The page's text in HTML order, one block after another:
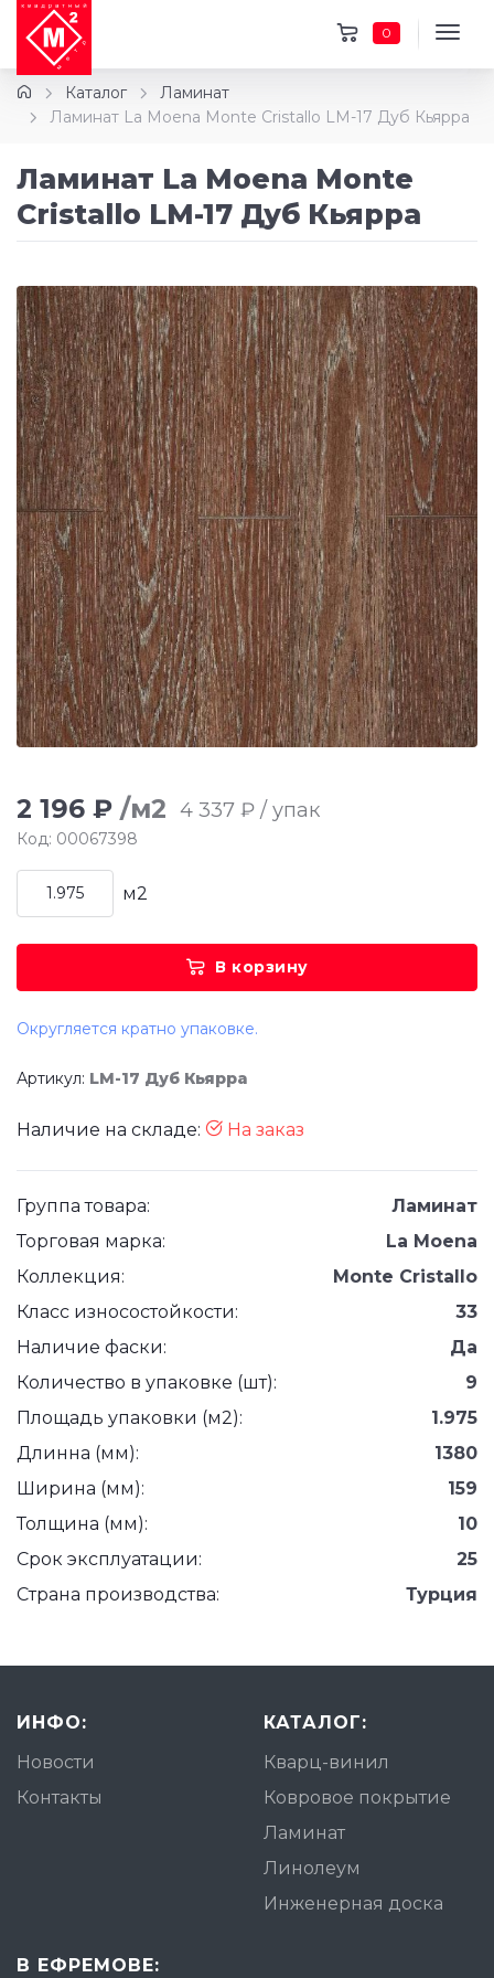
0
Каталог
Ламинат
Ламинат La Moena Monte Cristallo LM-17 Дуб Кьярра
Ламинат La Moena Monte
Cristallo LM-17 Дуб Кьярра
2 196 ₽ /м2 4 337 ₽ / упак
Код: 00067398
м2
В корзину
Округляется кратно упаковке.
Артикул: LM-17 Дуб Кьярра
Наличие на складе: На заказ
Группа товара:
Ламинат
Торговая марка:
La Moena
Коллекция:
Monte Cristallo
Класс износостойкости:
33
Наличие фаски:
Да
Количество в упаковке (шт):
9
Площадь упаковки (м2):
1.975
Длинна (мм):
1380
Ширина (мм):
159
Толщина (мм):
10
Срок эксплуатации:
25
Страна производства:
Турция
ИНФО:
Новости
Контакты
КАТАЛОГ:
Кварц-винил
Ковровое покрытие
Ламинат
Линолеум
Инженерная доска
В ЕФРЕМОВЕ: